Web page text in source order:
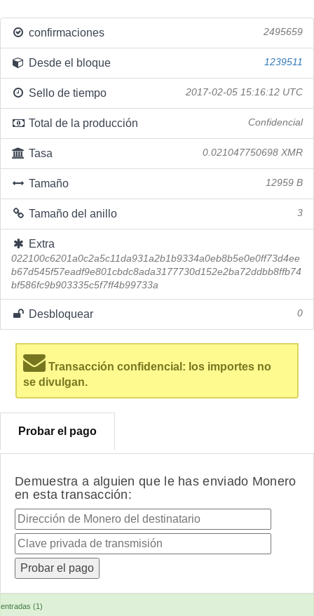
confirmaciones 2495659
Desde el bloque 1239511
Sello de tiempo 2017-02-05 15:16:12 UTC
Total de la producción Confidencial
Tasa 0.021047750698 XMR
Tamaño 12959 B
Tamaño del anillo 3
Extra
022100c6201a0c2a5c11da931a2b1b9334a0eb8b5e0e0ff73d4ee
b67d545f57eadf9e801cbdc8ada3177730d152e2ba72ddbb8ffb74
bf586fc9b903335c5f7ff4b99733a
Desbloquear 0
Transacción confidencial: los importes no
se divulgan.
Probar el pago
Demuestra a alguien que le has enviado Monero
en esta transacción:
entradas (1)